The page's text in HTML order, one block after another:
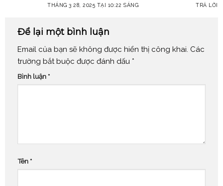
THÁNG 3 28, 2025 TẠI 10:22 SÁNG TRẢ LỜI
Để lại một bình luận
Email của bạn sẽ không được hiển thị công khai. Các
trường bắt buộc được đánh dấu *
Bình luận *
Tên *